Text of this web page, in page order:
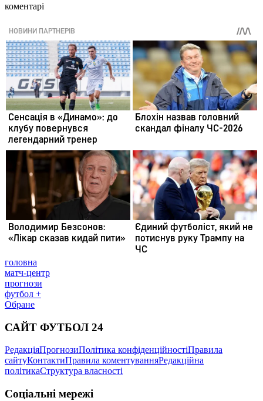
коментарі
головна
матч-центр
прогнози
футбол +
Обране
САЙТ ФУТБОЛ 24
РедакціяПрогнозиПолітика конфіденційностіПравила
сайтуКонтактиПравила коментуванняРедакційна
політикаСтруктура власності
Соціальні мережі